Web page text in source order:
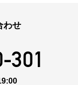
わせ
301